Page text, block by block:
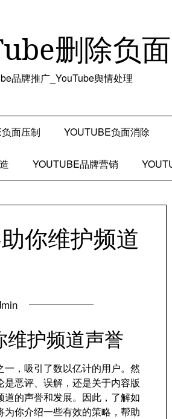
删除负面
品牌推广_YouTube舆情处理
面压制 YOUTUBE负面消除
YOUTUBE品牌营销
你维护频道
护频道声誉
，吸引了数以亿计的用户。然
恶评、误解，还是关于内容版
的声誉和发展。因此，了解如
你介绍一些有效的策略，帮助